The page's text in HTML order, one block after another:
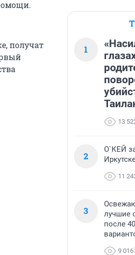
получат
1
13
2
О`КЕЙ
11
3
лучшие
после
9 016